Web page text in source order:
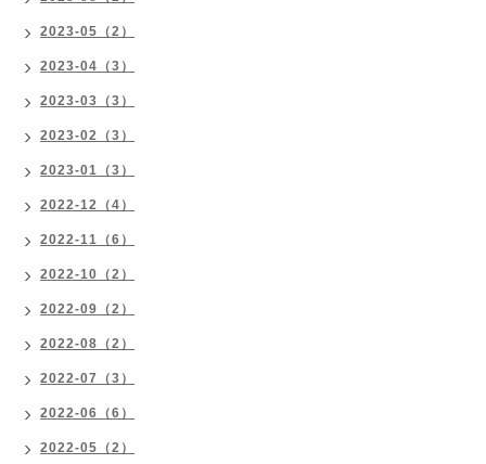
2023-05（2）
2023-04（3）
2023-03（3）
2023-02（3）
2023-01（3）
2022-12（4）
2022-11（6）
2022-10（2）
2022-09（2）
2022-08（2）
2022-07（3）
2022-06（6）
2022-05（2）